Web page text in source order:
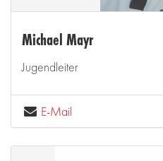
Michael Mayr
Jugendleiter
E-Mail